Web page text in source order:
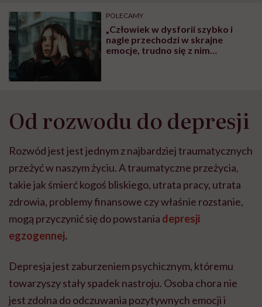
może chyba tylko
głupota i brak
wyobraźni"
pracy
POLECAMY
„Człowiek w dysforii szybko i
nagle przechodzi w skrajne
emocje, trudno się z nim
Od rozwodu do depresji
Rozwód jest jest jednym z najbardziej traumatycznych
przeżyć w naszym życiu. A traumatyczne przeżycia,
takie jak śmierć kogoś bliskiego, utrata pracy, utrata
zdrowia, problemy finansowe czy właśnie rozstanie,
mogą przyczynić się do powstania depresji
egzogennej.
Depresja jest zaburzeniem psychicznym, któremu
towarzyszy stały spadek nastroju. Osoba chora nie
jest zdolna do odczuwania pozytywnych emocji i